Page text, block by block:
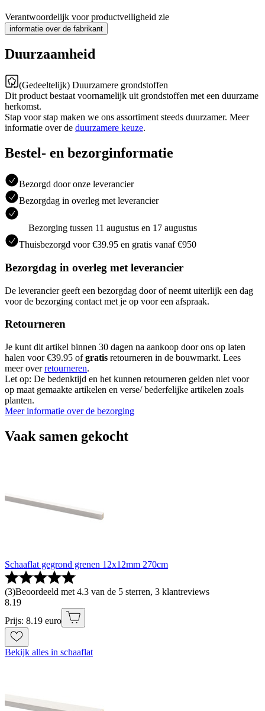
Verantwoordelijk voor productveiligheid zie
informatie over de fabrikant
Duurzaamheid
(Gedeeltelijk) Duurzamere grondstoffen
Dit product bestaat voornamelijk uit grondstoffen met een duurzame
herkomst.
Stap voor stap maken we ons assortiment steeds duurzamer. Meer
informatie over de duurzamere keuze.
Bestel- en bezorginformatie
Bezorgd door onze leverancier
Bezorgdag in overleg met leverancier
Bezorging tussen 11 augustus en 17 augustus
Thuisbezorgd voor €39.95 en gratis vanaf €950
Bezorgdag in overleg met leverancier
De leverancier geeft een bezorgdag door of neemt uiterlijk een dag
voor de bezorging contact met je op voor een afspraak.
Retourneren
Je kunt dit artikel binnen 30 dagen na aankoop door ons op laten
halen voor €39.95 ofgratis retourneren in de bouwmarkt. Lees
meer overretourneren.
Let op: De bedenktijd en het kunnen retourneren gelden niet voor
op maat gemaakte artikelen en verse/ bederfelijke artikelen zoals
planten.
Meer informatie over de bezorging
Vaak samen gekocht
Schaaflat gegrond grenen 12x12mm 270cm
(3)Beoordeeld met 4.3 van de 5 sterren, 3 klantreviews
8.19
Prijs: 8.19 euro
Bekijk alles in schaaflat